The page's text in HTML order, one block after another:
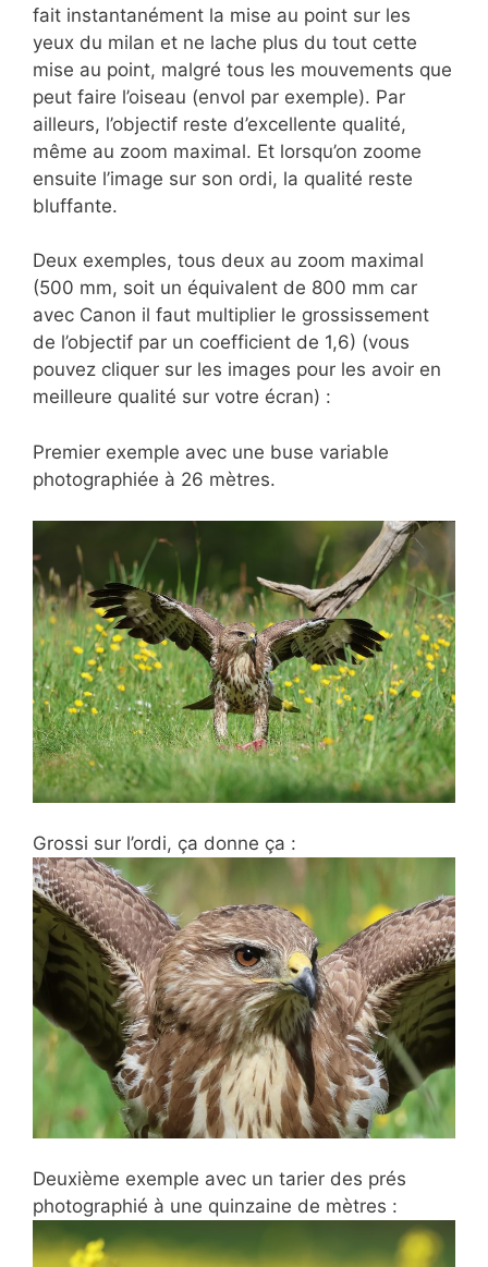
fait instantanément la mise au point sur les
yeux du milan et ne lache plus du tout cette
mise au point, malgré tous les mouvements que
peut faire l’oiseau (envol par exemple). Par
ailleurs, l’objectif reste d’excellente qualité,
même au zoom maximal. Et lorsqu’on zoome
ensuite l’image sur son ordi, la qualité reste
bluffante.
Deux exemples, tous deux au zoom maximal
(500 mm, soit un équivalent de 800 mm car
avec Canon il faut multiplier le grossissement
de l’objectif par un coefficient de 1,6) (vous
pouvez cliquer sur les images pour les avoir en
meilleure qualité sur votre écran) :
Premier exemple avec une buse variable
photographiée à 26 mètres.
Grossi sur l’ordi, ça donne ça :
Deuxième exemple avec un tarier des prés
photographié à une quinzaine de mètres :